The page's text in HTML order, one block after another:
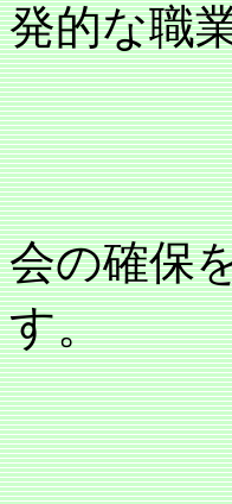
発的な職
又はキ
会の確保
す。